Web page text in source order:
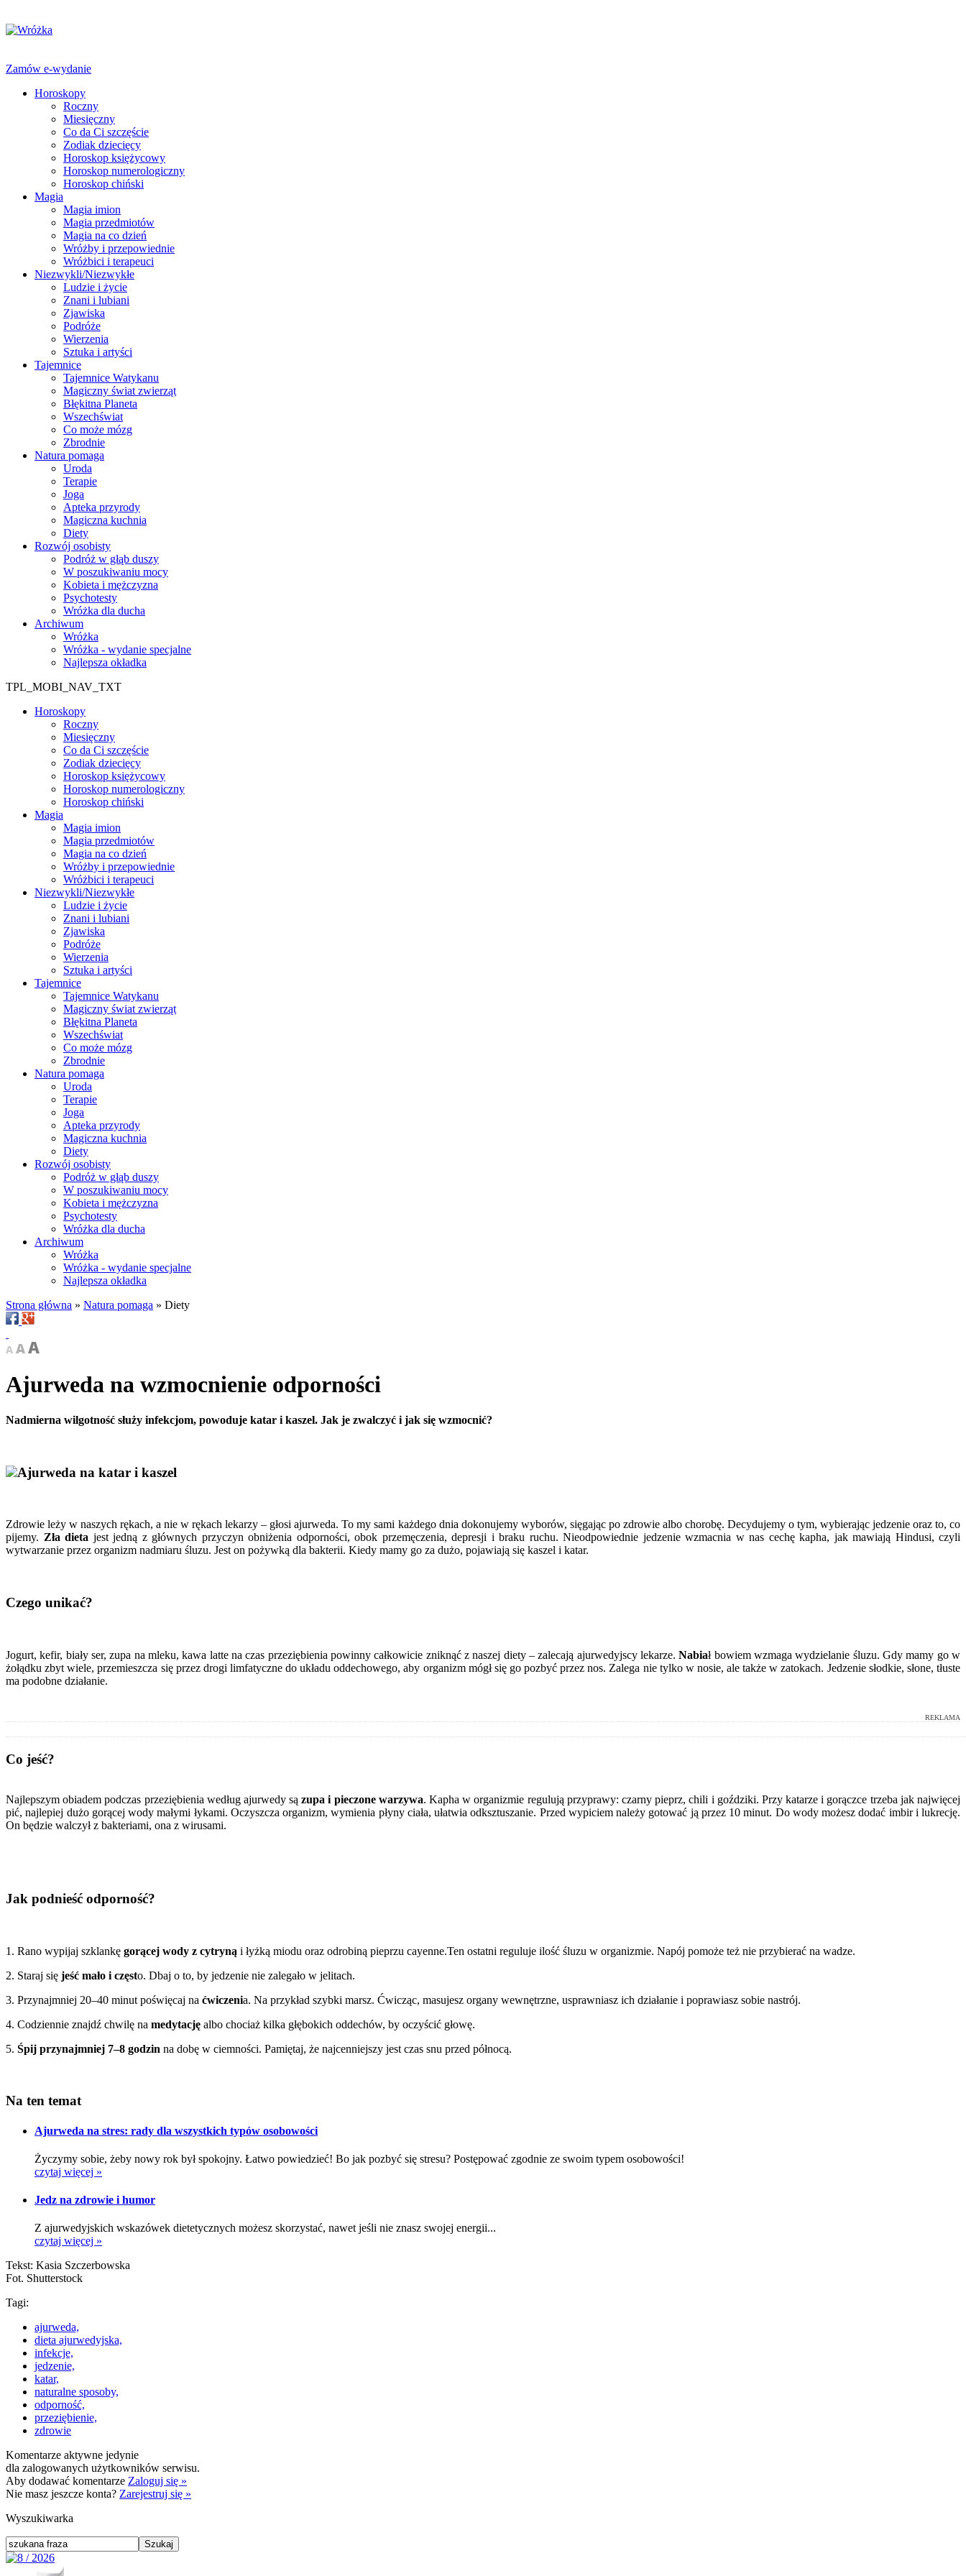
Zamów e-wydanie
Horoskopy
Roczny
Miesięczny
Co da Ci szczęście
Zodiak dziecięcy
Horoskop księżycowy
Horoskop numerologiczny
Horoskop chiński
Magia
Magia imion
Magia przedmiotów
Magia na co dzień
Wróżby i przepowiednie
Wróżbici i terapeuci
Niezwykli/Niezwykłe
Ludzie i życie
Znani i lubiani
Zjawiska
Podróże
Wierzenia
Sztuka i artyści
Tajemnice
Tajemnice Watykanu
Magiczny świat zwierząt
Błękitna Planeta
Wszechświat
Co może mózg
Zbrodnie
Natura pomaga
Uroda
Terapie
Joga
Apteka przyrody
Magiczna kuchnia
Diety
Rozwój osobisty
Podróż w głąb duszy
W poszukiwaniu mocy
Kobieta i mężczyzna
Psychotesty
Wróżka dla ducha
Archiwum
Wróżka
Wróżka - wydanie specjalne
Najlepsza okładka
TPL_MOBI_NAV_TXT
Horoskopy
Roczny
Miesięczny
Co da Ci szczęście
Zodiak dziecięcy
Horoskop księżycowy
Horoskop numerologiczny
Horoskop chiński
Magia
Magia imion
Magia przedmiotów
Magia na co dzień
Wróżby i przepowiednie
Wróżbici i terapeuci
Niezwykli/Niezwykłe
Ludzie i życie
Znani i lubiani
Zjawiska
Podróże
Wierzenia
Sztuka i artyści
Tajemnice
Tajemnice Watykanu
Magiczny świat zwierząt
Błękitna Planeta
Wszechświat
Co może mózg
Zbrodnie
Natura pomaga
Uroda
Terapie
Joga
Apteka przyrody
Magiczna kuchnia
Diety
Rozwój osobisty
Podróż w głąb duszy
W poszukiwaniu mocy
Kobieta i mężczyzna
Psychotesty
Wróżka dla ducha
Archiwum
Wróżka
Wróżka - wydanie specjalne
Najlepsza okładka
Strona główna » Natura pomaga » Diety
Ajurweda na wzmocnienie odporności
Nadmierna wilgotność służy infekcjom, powoduje katar i kaszel. Jak je zwalczyć i jak się wzmocnić?
Ajurweda na katar i kaszel
Zdrowie leży w naszych rękach, a nie w rękach lekarzy – głosi ajurweda. To my sami każdego dnia dokonujemy wyborów, sięgając po zdrowie albo chorobę. Decydujemy o tym, wybierając jedzenie oraz to, co
pijemy. Zła dieta jest jedną z głównych przyczyn obniżenia odporności, obok przemęczenia, depresji i braku ruchu. Nieodpowiednie jedzenie wzmacnia w nas cechę kapha, jak mawiają Hindusi, czyli
wytwarzanie przez organizm nadmiaru śluzu. Jest on pożywką dla bakterii. Kiedy mamy go za dużo, pojawiają się kaszel i katar.
Czego unikać?
Jogurt, kefir, biały ser, zupa na mleku, kawa latte na czas przeziębienia powinny całkowicie zniknąć z naszej diety – zalecają ajurwedyjscy lekarze.Nabiał bowiem wzmaga wydzielanie śluzu. Gdy mamy go w
żołądku zbyt wiele, przemieszcza się przez drogi limfatyczne do układu oddechowego, aby organizm mógł się go pozbyć przez nos. Zalega nie tylko w nosie, ale także w zatokach. Jedzenie słodkie, słone, tłuste
ma podobne działanie.
REKLAMA
Co jeść?
Najlepszym obiadem podczas przeziębienia według ajurwedy są zupa i pieczone warzywa. Kapha w organizmie regulują przyprawy: czarny pieprz, chili i goździki. Przy katarze i gorączce trzeba jak najwięcej
pić, najlepiej dużo gorącej wody małymi łykami. Oczyszcza organizm, wymienia płyny ciała, ułatwia odksztuszanie. Przed wypiciem należy gotować ją przez 10 minut. Do wody możesz dodać imbir i lukrecję.
On będzie walczył z bakteriami, ona z wirusami.
Jak podnieść odporność?
1. Rano wypijaj szklankę gorącej wody z cytryną i łyżką miodu oraz odrobiną pieprzu cayenne.Ten ostatni reguluje ilość śluzu w organizmie. Napój pomoże też nie przybierać na wadze.
2. Staraj się jeść mało i często. Dbaj o to, by jedzenie nie zalegało w jelitach.
3. Przynajmniej 20–40 minut poświęcaj na ćwiczenia. Na przykład szybki marsz. Ćwicząc, masujesz organy wewnętrzne, usprawniasz ich działanie i poprawiasz sobie nastrój.
4. Codziennie znajdź chwilę na medytację albo chociaż kilka głębokich oddechów, by oczyścić głowę.
5. Śpij przynajmniej 7–8 godzin na dobę w ciemności. Pamiętaj, że najcenniejszy jest czas snu przed północą.
Na ten temat
Ajurweda na stres: rady dla wszystkich typów osobowości
Życzymy sobie, żeby nowy rok był spokojny. Łatwo powiedzieć! Bo jak pozbyć się stresu? Postępować zgodnie ze swoim typem osobowości!
czytaj więcej »
Jedz na zdrowie i humor
Z ajurwedyjskich wskazówek dietetycznych możesz skorzystać, nawet jeśli nie znasz swojej energii...
czytaj więcej »
Tekst: Kasia Szczerbowska
Fot. Shutterstock
Tagi:
ajurweda,
dieta ajurwedyjska,
infekcje,
jedzenie,
katar,
naturalne sposoby,
odporność,
przeziębienie,
zdrowie
Komentarze aktywne jedynie
dla zalogowanych użytkowników serwisu.
Aby dodawać komentarze Zaloguj się »
Nie masz jeszcze konta? Zarejestruj się »
Wyszukiwarka